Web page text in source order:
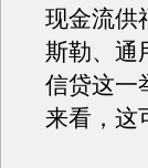
现金流供
斯勒、通
信贷这一
来看，这